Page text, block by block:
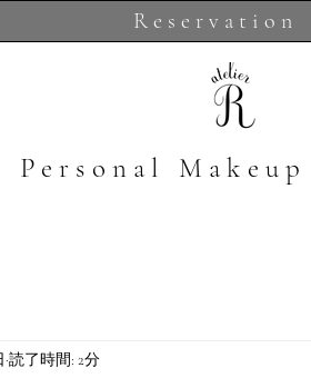
Reservation
​Personal Makeup
読了時間: 2分